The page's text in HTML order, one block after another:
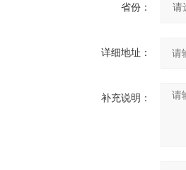
省份：
详细地址：
补充说明：